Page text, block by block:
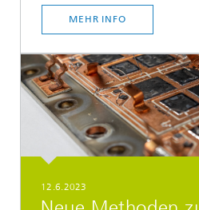
MEHR INFO
12.6.2023